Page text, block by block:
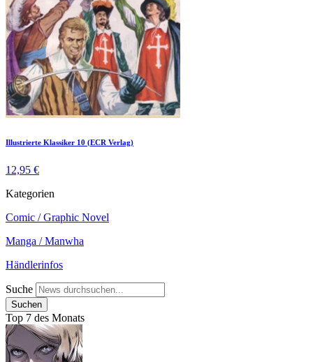
Illustrierte Klassiker 10 (ECR Verlag)
12,95 €
Kategorien
Comic / Graphic Novel
Manga / Manwha
Händlerinfos
Suche
Top 7 des Monats